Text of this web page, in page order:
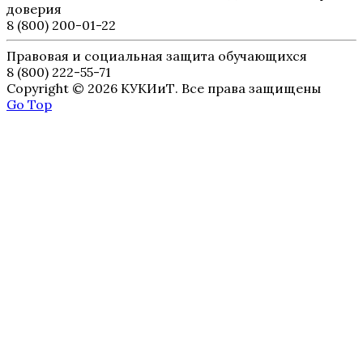
доверия
8 (800) 200-01-22
Правовая и социальная защита обучающихся
8 (800) 222-55-71
Copyright © 2026 КУКИиТ. Все права защищены
Go Top